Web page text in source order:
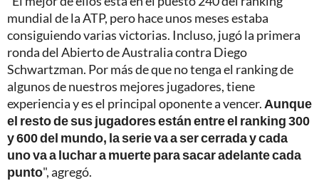
mundial de la ATP, pero hace unos meses estaba
consiguiendo varias victorias. Incluso, jugó la primera
ronda del Abierto de Australia contra Diego
Schwartzman. Por más de que no tenga el ranking de
algunos de nuestros mejores jugadores, tiene
experiencia y es el principal oponente a vencer. Aunque
el resto de sus jugadores están entre el ranking 300
y 600 del mundo, la serie va a ser cerrada y cada
uno va a luchar a muerte para sacar adelante cada
punto", agregó.